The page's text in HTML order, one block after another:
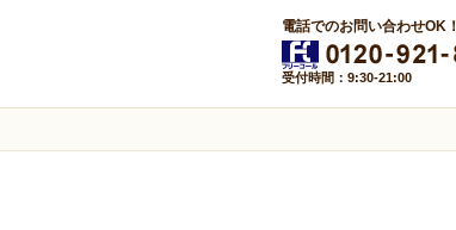
電話でのお問い合わせOK！
受付時間：9:30-21:00